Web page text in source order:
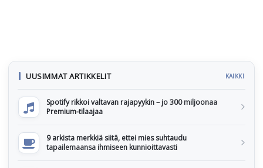
UUSIMMAT ARTIKKELIT KAIKKI
Spotify rikkoi valtavan rajapyykin – jo 300 miljoonaa
Premium-tilaajaa
9 arkista merkkiä siitä, ettei mies suhtaudu
tapailemaansa ihmiseen kunnioittavasti